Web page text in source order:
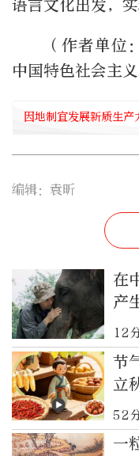
语言文化出发，实
（作者单位：
中国特色社会主
因地制宜发展新质生产
编辑：袁昕
在
产
12
节
立
住
52
一